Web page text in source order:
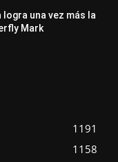
logra una vez más la
Mark
1191
1158